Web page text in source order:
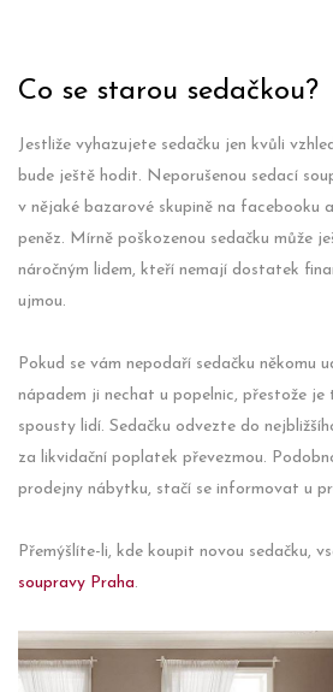
Co se starou sedačkou?
Jestliže vyhazujete sedačku jen kvůli
bude ještě hodit. Neporušenou sedací
v nějaké bazarové skupině na facebooku
peněz. Mírně poškozenou sedačku může
náročným lidem, kteří nemají dostatek
ujmou.
Pokud se vám nepodaří sedačku někomu
nápadem ji nechat u popelnic, přestože
spousty lidí. Sedačku odvezte do
za likvidační poplatek převezmou.
prodejny nábytku, stačí se informovat u
Přemýšlíte-li, kde koupit novou sedačku,
soupravy Praha.